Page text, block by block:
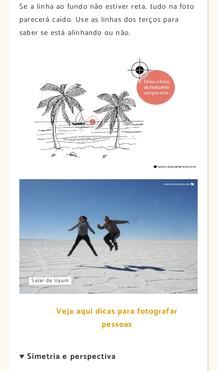
Se a linha ao fundo não estiver reta, tudo na foto
parecerá caído. Use as linhas dos terços para
saber se está alinhando ou não.
Salar de Uyuni
Veja aqui dicas para fotografar
pessoas
♥Simetria e perspectiva